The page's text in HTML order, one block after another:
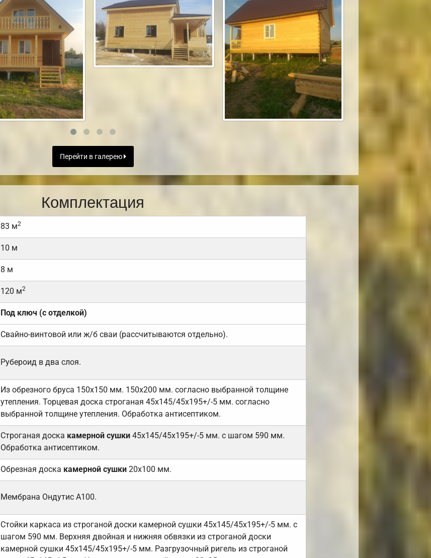
Перейти в галерею
Комплектация
83 м2
10 м
8 м
120 м2
Под ключ (с отделкой)
Свайно-винтовой или ж/б сваи (рассчитываются отдельно).
Рубероид в два слоя.
Из обрезного бруса 150х150 мм. 150х200 мм. согласно выбранной толщине
утепления. Торцевая доска строганая 45х145/45х195+/-5 мм. согласно
выбранной толщине утепления. Обработка антисептиком.
Строганая доска камерной сушки 45х145/45х195+/-5 мм. с шагом 590 мм.
Обработка антисептиком.
Обрезная доска камерной сушки20х100 мм.
Мембрана Ондутис А100.
Стойки каркаса из строганой доски камерной сушки 45х145/45х195+/-5 мм. с
шагом 590 мм. Верхняя двойная и нижняя обвязки из строганой доски
камерной сушки 45х145/45х195+/-5 мм. Разгрузочный ригель из строганой